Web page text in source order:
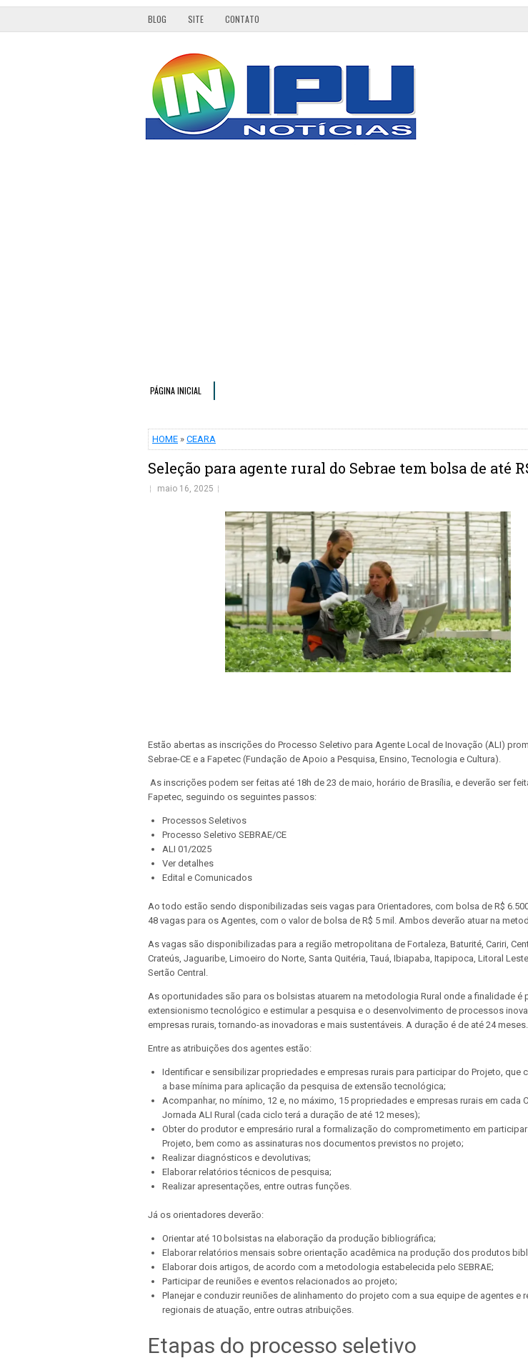
BLOG SITE CONTATO
PÁGINA INICIAL
HOME » CEARA
Seleção para agente rural do Sebrae tem bolsa de até
maio 16, 2025
Estão abertas as inscrições do Processo Seletivo para Agente Local de Inovação (ALI)
Sebrae-CE e a Fapetec (Fundação de Apoio a Pesquisa, Ensino, Tecnologia e Cultura).
As inscrições podem ser feitas até 18h de 23 de maio, horário de Brasília, e deverão ser
Fapetec, seguindo os seguintes passos:
Processos Seletivos
Processo Seletivo SEBRAE/CE
ALI 01/2025
Ver detalhes
Edital e Comunicados
Ao todo estão sendo disponibilizadas seis vagas para Orientadores, com bolsa de R$
48 vagas para os Agentes, com o valor de bolsa de R$ 5 mil. Ambos deverão atuar na
As vagas são disponibilizadas para a região metropolitana de Fortaleza, Baturité, Cariri,
Crateús, Jaguaribe, Limoeiro do Norte, Santa Quitéria, Tauá, Ibiapaba, Itapipoca, Litoral
Sertão Central.
As oportunidades são para os bolsistas atuarem na metodologia Rural onde a finalidade é
extensionismo tecnológico e estimular a pesquisa e o desenvolvimento de processos
empresas rurais, tornando-as inovadoras e mais sustentáveis. A duração é de até 24 meses.
Entre as atribuições dos agentes estão:
Identificar e sensibilizar propriedades e empresas rurais para participar do Projeto, que
a base mínima para aplicação da pesquisa de extensão tecnológica;
Acompanhar, no mínimo, 12 e, no máximo, 15 propriedades e empresas rurais em cada
Jornada ALI Rural (cada ciclo terá a duração de até 12 meses);
Obter do produtor e empresário rural a formalização do comprometimento em
Projeto, bem como as assinaturas nos documentos previstos no projeto;
Realizar diagnósticos e devolutivas;
Elaborar relatórios técnicos de pesquisa;
Realizar apresentações, entre outras funções.
Já os orientadores deverão:
Orientar até 10 bolsistas na elaboração da produção bibliográfica;
Elaborar relatórios mensais sobre orientação acadêmica na produção dos produtos
Elaborar dois artigos, de acordo com a metodologia estabelecida pelo SEBRAE;
Participar de reuniões e eventos relacionados ao projeto;
Planejar e conduzir reuniões de alinhamento do projeto com a sua equipe de agentes e
regionais de atuação, entre outras atribuições.
Etapas do processo seletivo